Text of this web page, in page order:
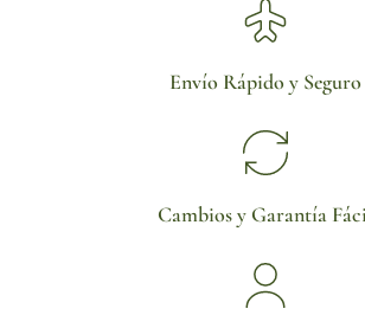
Envío Rápido y Seguro
Cambios y Garantía